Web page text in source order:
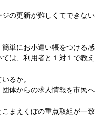
ジの更新が難しくてできない
簡単にお小遣い帳をつける感
は、利用者と１対１で教え
るか。
団体からの求人情報を市民へ
こまえくぼの重点取組が一致